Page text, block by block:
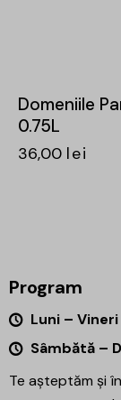
Domeniile
0.75L
36,00 lei
Program
Luni –
Sâmbătă –
Te așteptăm și